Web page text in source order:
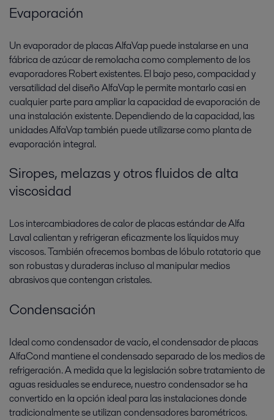
Evaporación
Un evaporador de placas AlfaVap puede instalarse en una
fábrica de azúcar de remolacha como complemento de los
evaporadores Robert existentes. El bajo peso, compacidad y
versatilidad del diseño AlfaVap le permite montarlo casi en
cualquier parte para ampliar la capacidad de evaporación de
una instalación existente. Dependiendo de la capacidad, las
unidades AlfaVap también puede utilizarse como planta de
evaporación integral.
Siropes, melazas y otros fluidos de alta
viscosidad
Los intercambiadores de calor de placas estándar de Alfa
Laval calientan y refrigeran eficazmente los líquidos muy
viscosos. También ofrecemos bombas de lóbulo rotatorio que
son robustas y duraderas incluso al manipular medios
abrasivos que contengan cristales.
Condensación
Ideal como condensador de vacío, el condensador de placas
AlfaCond mantiene el condensado separado de los medios de
refrigeración. A medida que la legislación sobre tratamiento de
aguas residuales se endurece, nuestro condensador se ha
convertido en la opción ideal para las instalaciones donde
tradicionalmente se utilizan condensadores barométricos.